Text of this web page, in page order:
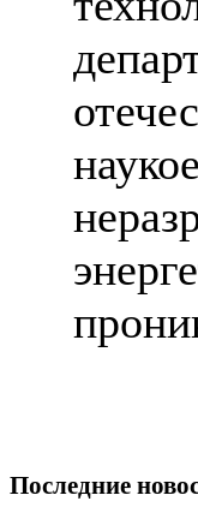
Последние